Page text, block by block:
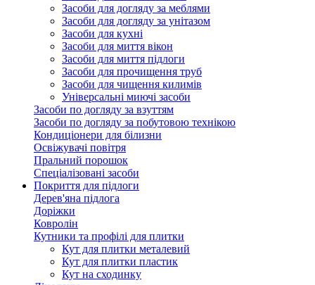
Засоби для догляду за меблями
Засоби для догляду за унітазом
Засоби для кухні
Засоби для миття вікон
Засоби для миття підлоги
Засоби для прочищення труб
Засоби для чищення килимів
Універсальні миючі засоби
Засоби по догляду за взуттям
Засоби по догляду за побутовою технікою
Кондиціонери для білизни
Освіжувачі повітря
Пральний порошок
Спеціалізовані засоби
Покриття для підлоги
Дерев'яна підлога
Доріжки
Ковролін
Кутники та профілі для плитки
Кут для плитки металевий
Кут для плитки пластик
Кут на сходинку